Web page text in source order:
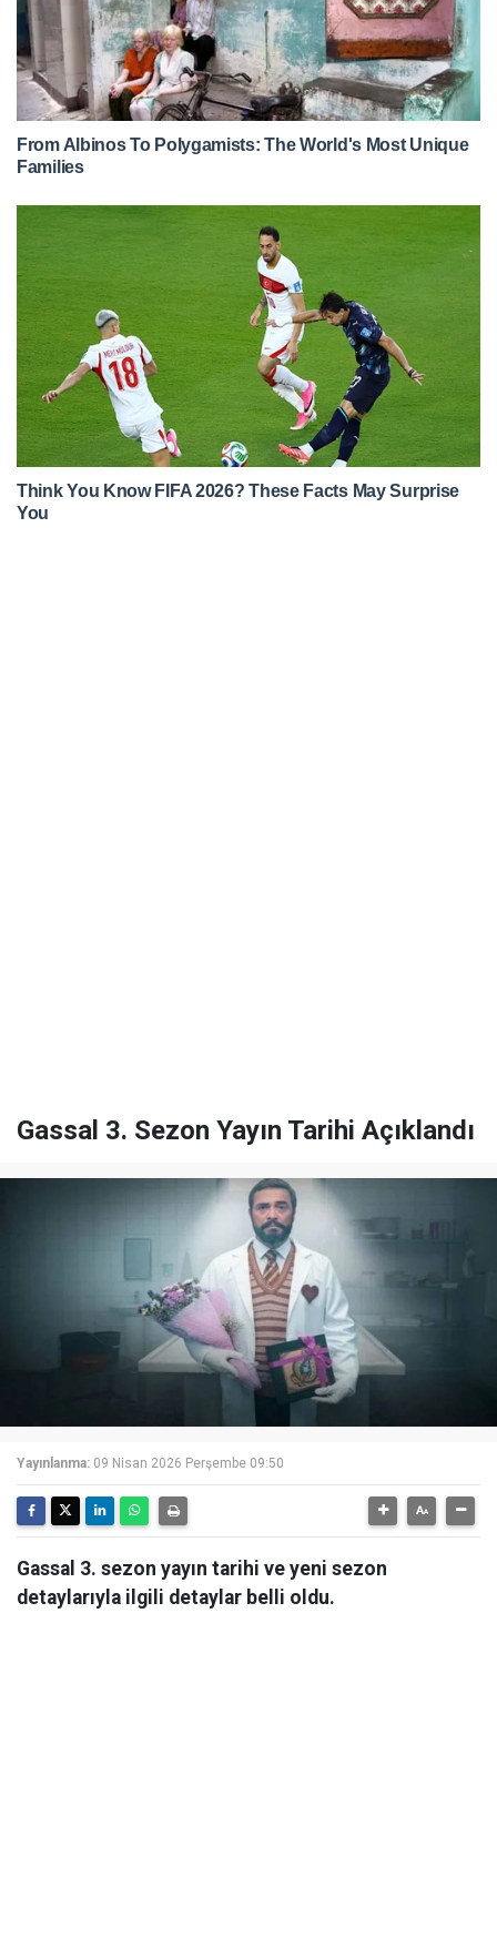
Gassal 3. Sezon Yayın Tarihi Açıklandı
Yayınlanma: 09 Nisan 2026 Perşembe 09:50
Gassal 3. sezon yayın tarihi ve yeni sezon
detaylarıyla ilgili detaylar belli oldu.